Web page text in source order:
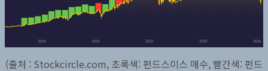
(출처 : Stockcircle.com, 초록색: 펀드스미스 매수, 빨간색: 펀드